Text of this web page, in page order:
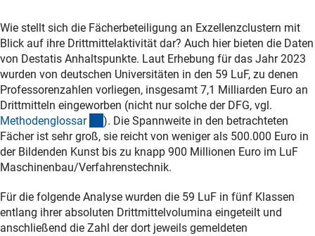
Wie stellt sich die Fächerbeteiligung an Exzellenzclustern mit
Blick auf ihre Drittmittelaktivität dar? Auch hier bieten die Daten
von Destatis Anhaltspunkte. Laut Erhebung für das Jahr 2023
wurden von deutschen Universitäten in den 59 LuF, zu denen
Professorenzahlen vorliegen, insgesamt 7,1 Milliarden Euro an
Drittmitteln eingeworben (nicht nur solche der DFG, vgl.
Methodenglossar (Anchor Link)
). Die Spannweite in den betrachteten
Fächer ist sehr groß, sie reicht von weniger als 500.000 Euro in
der Bildenden Kunst bis zu knapp 900 Millionen Euro im LuF
Maschinenbau/Verfahrenstechnik.
Für die folgende Analyse wurden die 59 LuF in fünf Klassen
entlang ihrer absoluten Drittmittelvolumina eingeteilt und
anschließend die Zahl der dort jeweils gemeldeten